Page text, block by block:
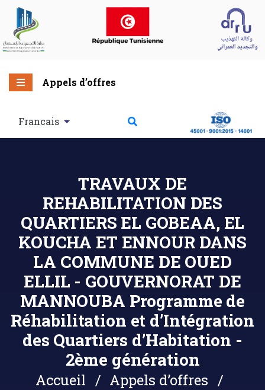
Appels d’offres
Francais
TRAVAUX DE
REHABILITATION DES
QUARTIERS EL GOBEAA, EL
KOUCHA ET ENNOUR DANS
LA COMMUNE DE OUED
ELLIL - GOUVERNORAT DE
MANNOUBA Programme de
Réhabilitation et d’Intégration
des Quartiers d’Habitation -
2ème génération
Accueil
Appels d’offres